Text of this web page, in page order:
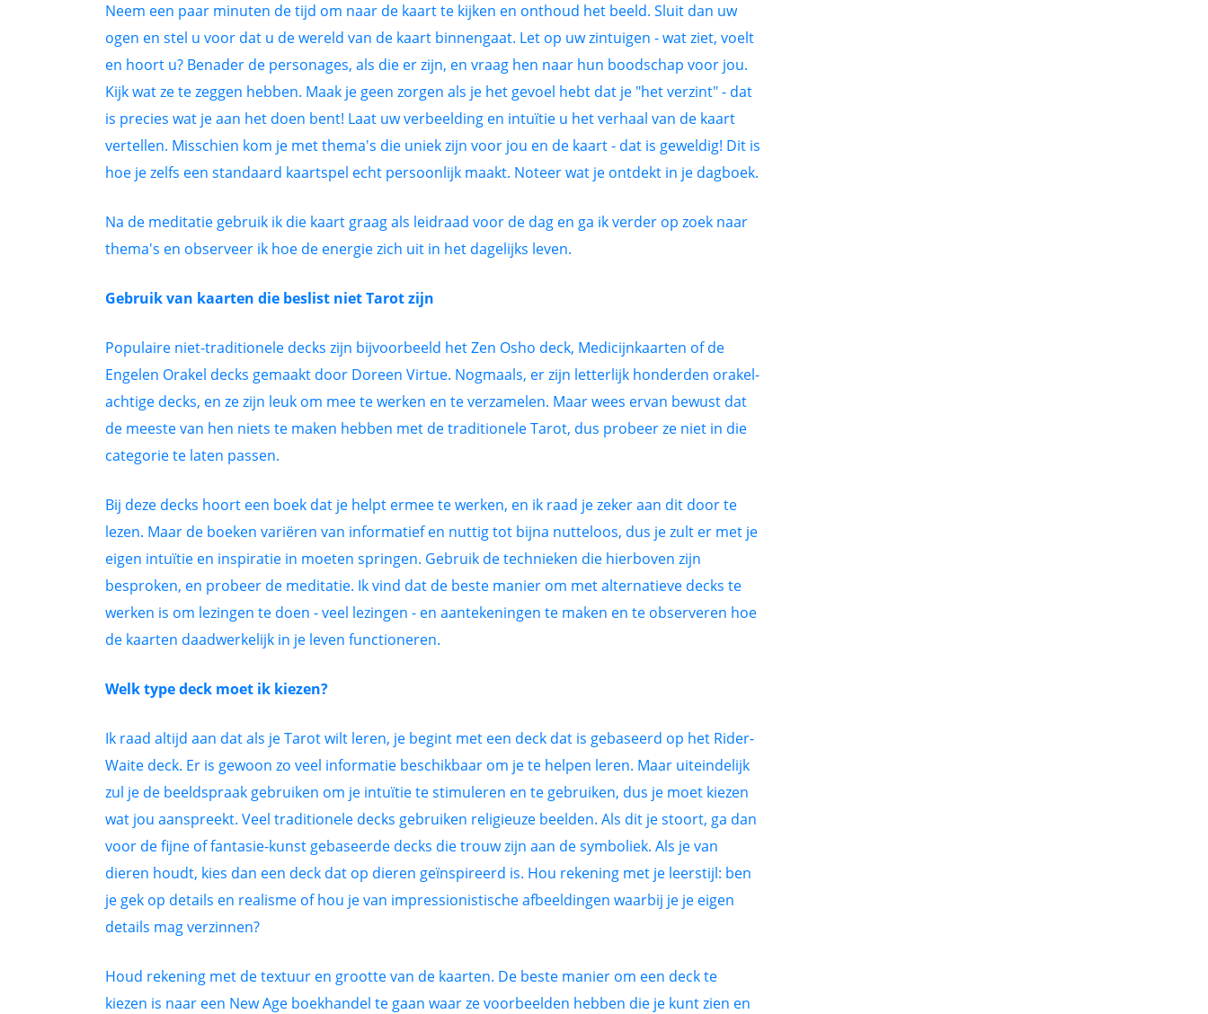
Neem een paar minuten de tijd om naar de kaart te kijken en onthoud het beeld. Sluit dan uw
ogen en stel u voor dat u de wereld van de kaart binnengaat. Let op uw zintuigen - wat ziet, voelt
en hoort u? Benader de personages, als die er zijn, en vraag hen naar hun boodschap voor jou.
Kijk wat ze te zeggen hebben. Maak je geen zorgen als je het gevoel hebt dat je "het verzint" - dat
is precies wat je aan het doen bent! Laat uw verbeelding en intuïtie u het verhaal van de kaart
vertellen. Misschien kom je met thema's die uniek zijn voor jou en de kaart - dat is geweldig! Dit is
hoe je zelfs een standaard kaartspel echt persoonlijk maakt. Noteer wat je ontdekt in je dagboek.
Na de meditatie gebruik ik die kaart graag als leidraad voor de dag en ga ik verder op zoek naar
thema's en observeer ik hoe de energie zich uit in het dagelijks leven.
Gebruik van kaarten die beslist niet Tarot zijn
Populaire niet-traditionele decks zijn bijvoorbeeld het Zen Osho deck, Medicijnkaarten of de
Engelen Orakel decks gemaakt door Doreen Virtue. Nogmaals, er zijn letterlijk honderden orakel-
achtige decks, en ze zijn leuk om mee te werken en te verzamelen. Maar wees ervan bewust dat
de meeste van hen niets te maken hebben met de traditionele Tarot, dus probeer ze niet in die
categorie te laten passen.
Bij deze decks hoort een boek dat je helpt ermee te werken, en ik raad je zeker aan dit door te
lezen. Maar de boeken variëren van informatief en nuttig tot bijna nutteloos, dus je zult er met je
eigen intuïtie en inspiratie in moeten springen. Gebruik de technieken die hierboven zijn
besproken, en probeer de meditatie. Ik vind dat de beste manier om met alternatieve decks te
werken is om lezingen te doen - veel lezingen - en aantekeningen te maken en te observeren hoe
de kaarten daadwerkelijk in je leven functioneren.
Welk type deck moet ik kiezen?
Ik raad altijd aan dat als je Tarot wilt leren, je begint met een deck dat is gebaseerd op het Rider-
Waite deck. Er is gewoon zo veel informatie beschikbaar om je te helpen leren. Maar uiteindelijk
zul je de beeldspraak gebruiken om je intuïtie te stimuleren en te gebruiken, dus je moet kiezen
wat jou aanspreekt. Veel traditionele decks gebruiken religieuze beelden. Als dit je stoort, ga dan
voor de fijne of fantasie-kunst gebaseerde decks die trouw zijn aan de symboliek. Als je van
dieren houdt, kies dan een deck dat op dieren geïnspireerd is. Hou rekening met je leerstijl: ben
je gek op details en realisme of hou je van impressionistische afbeeldingen waarbij je je eigen
details mag verzinnen?
Houd rekening met de textuur en grootte van de kaarten. De beste manier om een deck te
kiezen is naar een New Age boekhandel te gaan waar ze voorbeelden hebben die je kunt zien en